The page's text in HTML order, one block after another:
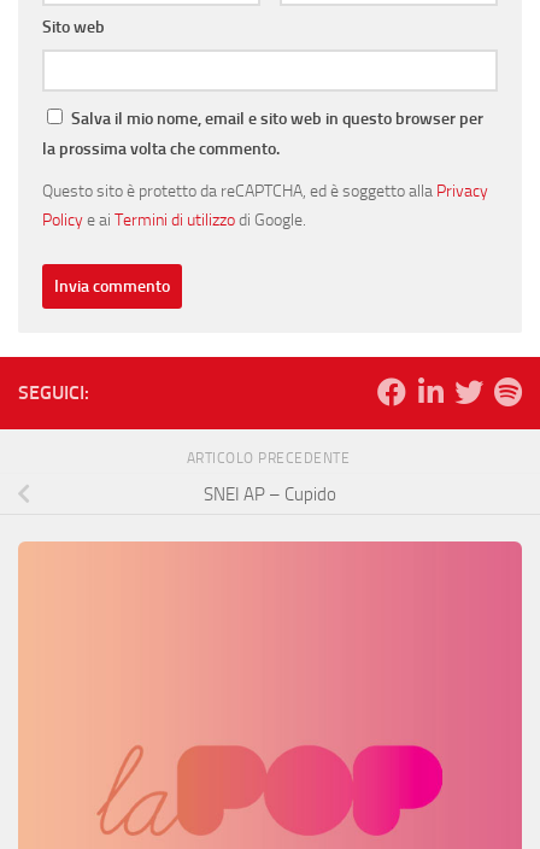
Sito web
Salva il mio nome, email e sito web in questo browser per
la prossima volta che commento.
Questo sito è protetto da reCAPTCHA, ed è soggetto alla Privacy
Policye ai Termini di utilizzodi Google.
SEGUICI:
ARTICOLO PRECEDENTE
SNEI AP – Cupido